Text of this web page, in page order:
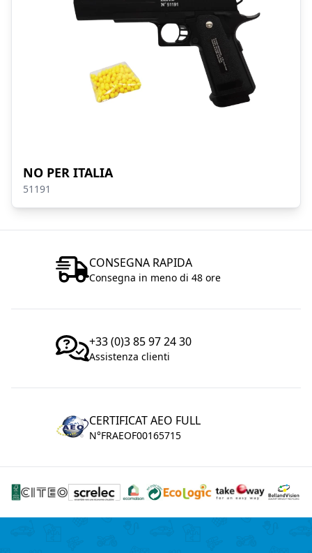
NO PER ITALIA
51191
CONSEGNA RAPIDA
Consegna in meno di 48 ore
+33 (0)3 85 97 24 30
Assistenza clienti
CERTIFICAT AEO FULL
N°FRAEOF00165715